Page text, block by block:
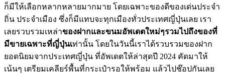
ก็มีให้เลือกหลากหลายมากมาย โดยเฉพาะของดีของเด่นประจำ
ถิ่น ประจำเมือง ซึ่งก็มีแทบจะทุกเมืองทั่วประเทศญี่ปุ่นเลย เรา
เลยรวบรวมเหล่าของฝากและขนมอัพเดตใหม่ๆรวมไปถึงของที่
มีขายเฉพาะที่ญี่ปุ่นเท่านั้น โดยในวันนี้เราได้รวบรวมของฝาก
ยอดนิยมจากประเทศญี่ปุ่น ที่อัพเดตให้ล่าสุดปี 2024 คัดมาให้
เน้นๆ เตรียมเคลียร์พื้นที่กระเป๋ารอให้พร้อม แล้วไปช๊อปกันเลย